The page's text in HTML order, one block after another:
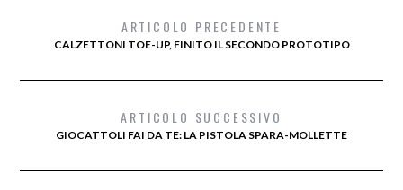
ARTICOLO PRECEDENTE
CALZETTONI TOE-UP, FINITO IL SECONDO PROTOTIPO
ARTICOLO SUCCESSIVO
GIOCATTOLI FAI DA TE: LA PISTOLA SPARA-MOLLETTE